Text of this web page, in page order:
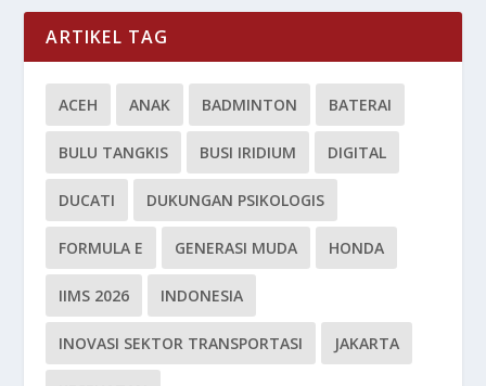
ARTIKEL TAG
ACEH ANAK BADMINTON BATERAI
BULU TANGKIS BUSI IRIDIUM DIGITAL
DUCATI DUKUNGAN PSIKOLOGIS
FORMULA E GENERASI MUDA HONDA
IIMS 2026 INDONESIA
INOVASI SEKTOR TRANSPORTASI JAKARTA